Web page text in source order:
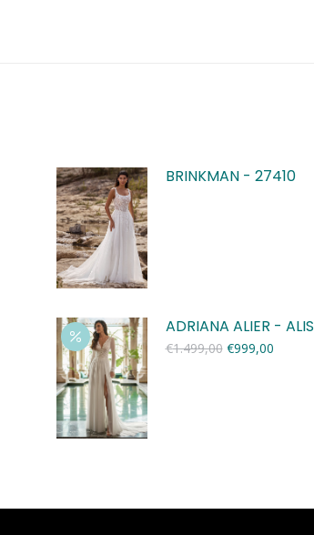
BRINKMAN - 27410
ADRIANA ALIER - ALIS
€1.499,00 Oorspronkelijke
€999,00Huidige